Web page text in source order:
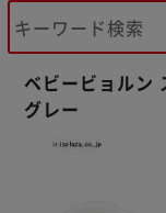
ベビービョルン
グレー
※ご確認く